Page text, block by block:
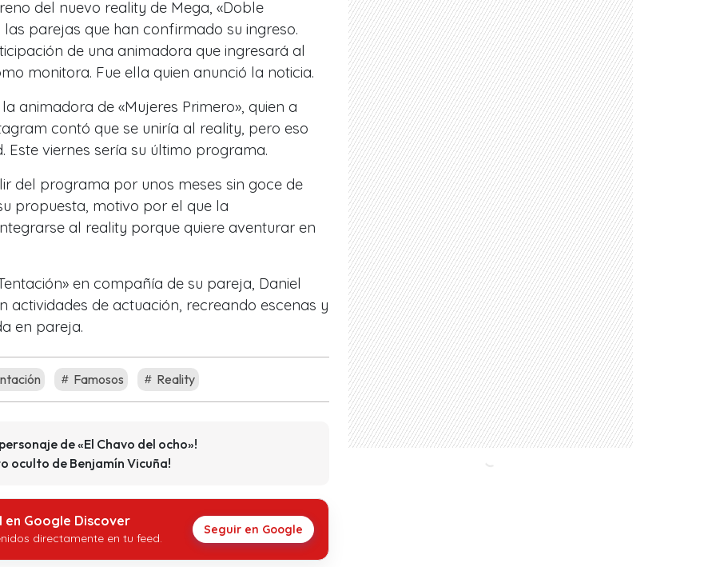
del nuevo reality de Mega, «Doble
las parejas que han confirmado su ingreso.
de una animadora que ingresará al
monitora. Fue ella quien anunció la noticia.
animadora de «Mujeres Primero», quien a
contó que se uniría al reality, pero eso
Este viernes sería su último programa.
del programa por unos meses sin goce de
propuesta, motivo por el que la
al reality porque quiere aventurar en
en compañía de su pareja, Daniel
actividades de actuación, recreando escenas y
en pareja.
Famosos Reality
de «El Chavo del ocho»!
oculto de Benjamín Vicuña!
en Google Discover
directamente en tu feed.
Seguir en Google